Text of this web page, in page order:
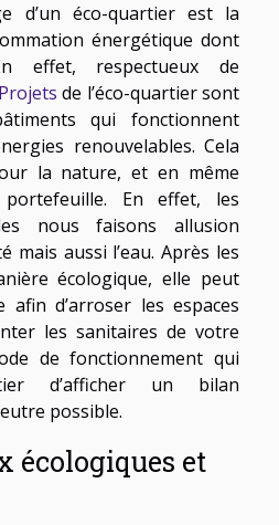
d’un éco-quartier est la
énergétique dont
effet, respectueux de
Projets de l’éco-quartier sont
qui fonctionnent
renouvelables. Cela
la nature, et en même
En effet, les
nous faisons allusion
mais aussi l’eau. Après les
écologique, elle peut
afin d’arroser les espaces
les sanitaires de votre
de fonctionnement qui
d’afficher un bilan
possible.
écologiques et